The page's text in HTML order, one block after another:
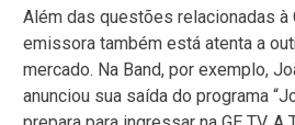
Além das questões relacionadas à
emissora também está atenta a
mercado. Na Band, por exemplo,
anunciou sua saída do programa